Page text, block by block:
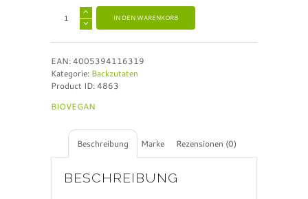
IN DEN WARENKORB
A
:
EAN:4005394116319
Kategorie: Backzutaten
Product ID:4863
BIOVEGAN
Beschreibung Marke Rezensionen (0)
BESCHREIBUNG